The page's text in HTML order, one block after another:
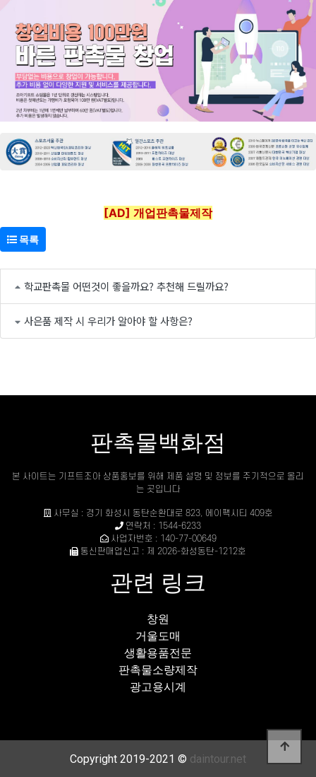
[AD] 개업판촉물제작
목록
학교판촉물 어떤것이 좋을까요? 추천해 드릴까요?
사은품 제작 시 우리가 알아야 할 사항은?
판촉물백화점
본 사이트는 기프트조아 상품홍보를 위해 제품 설명 및 정보를 주기적으로 올리
는 곳입니다
사무실 : 경기 화성시 동탄순환대로 823, 에이팩시티 409호
연락처 : 1544-6233
사업자번호 : 140-77-00649
통신판매업신고 : 제 2026-화성동탄-1212호
관련 링크
창원
거울도매
생활용품전문
판촉물소량제작
광고용시계
Copyright 2019-2021 © daintour.net